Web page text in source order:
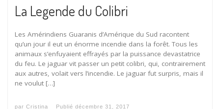
La Legende du Colibri
Les Amérindiens Guaranis d’Amérique du Sud racontent
qu’un jour il eut un énorme incendie dans la forêt. Tous les
animaux s’enfuyaient effrayés par la puissance devastatrice
du feu. Le jaguar vit passer un petit colibri, qui, contrairement
aux autres, volait vers l’incendie. Le jaguar fut surpris, mais il
ne voulut […]
par Cristina Publié décembre 31, 2017